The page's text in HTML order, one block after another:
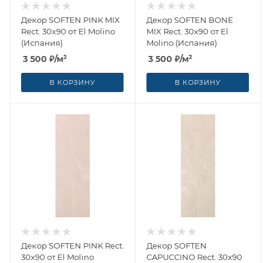
Декор SOFTEN PINK MIX
Rect. 30x90 от El Molino
(Испания)
3 500 ₽/м²
В КОРЗИНУ
Декор SOFTEN BONE
MIX Rect. 30x90 от El
Molino (Испания)
3 500 ₽/м²
В КОРЗИНУ
Декор SOFTEN PINK Rect.
30x90 от El Molino
Декор SOFTEN
CAPUCCINO Rect. 30x90